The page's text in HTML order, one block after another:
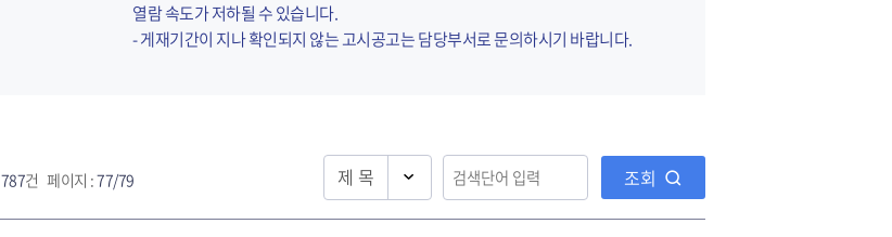
열람 속도가 저하될 수 있습니다.
- 게재기간이 지나 확인되지 않는 고시공고는 담당부서로 문의하시기 바랍니다.
787건 페이지 :77/79 조회